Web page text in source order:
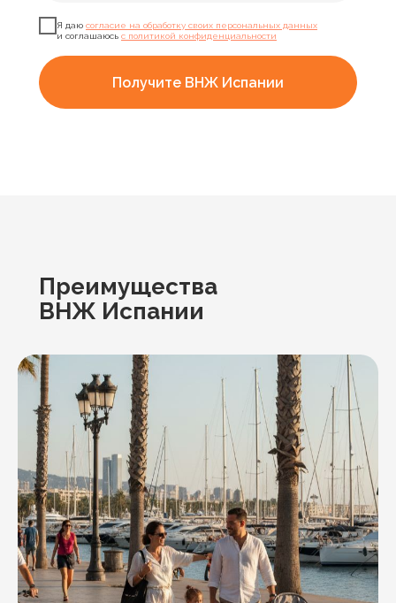
Я даю согласие на обработку своих персональных данных
и соглашаюсь с политикой конфиденциальности
Получите ВНЖ Испании
Преимущества
ВНЖ Испании